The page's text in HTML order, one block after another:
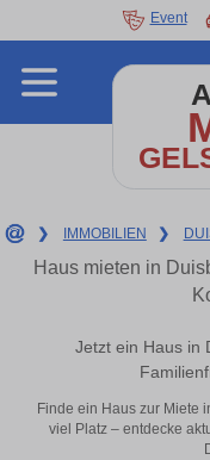
Event
❯ IMMOBILIEN ❯
Haus mieten in
Jetzt ein Haus in
Finde ein Haus zur Miete
viel Platz – entdecke